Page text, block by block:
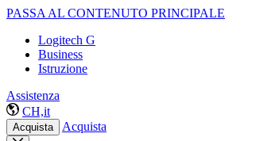
PASSA AL CONTENUTO PRINCIPALE
Logitech G
Business
Istruzione
Assistenza
CH,it
Acquista Acquista